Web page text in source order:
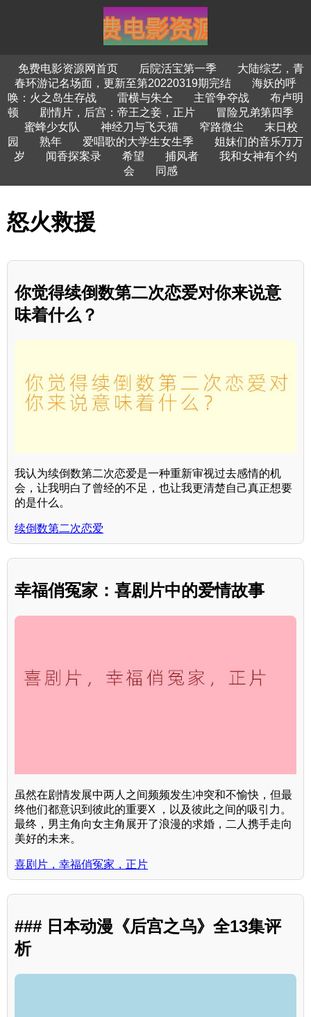
免费电影资源网首页 后院活宝第一季
大陆综艺，青
春环游记名场面，更新至第20220319期完结
海妖的呼
唤：火之岛生存战
雷横与朱仝 主管争夺战
布卢明
顿
剧情片，后宫：帝王之妾，正片
冒险兄弟第四季
蜜蜂少女队
神经刀与飞天猫 窄路微尘
末日校
园
熟年 爱唱歌的大学生女生季
姐妹们的音乐万万
岁
闻香探案录 希望 捕风者
我和女神有个约
会
同感
怒火救援
你觉得续倒数第二次恋爱对你来说意
味着什么？
我认为续倒数第二次恋爱是一种重新审视过去感情的机
会，让我明白了曾经的不足，也让我更清楚自己真正想要
的是什么。
续倒数第二次恋爱
幸福俏冤家：喜剧片中的爱情故事
虽然在剧情发展中两人之间频频发生冲突和不愉快，但最
终他们都意识到彼此的重要X ，以及彼此之间的吸引力。
最终，男主角向女主角展开了浪漫的求婚，二人携手走向
美好的未来。
喜剧片，幸福俏冤家，正片
### 日本动漫《后宫之乌》全13集评
析